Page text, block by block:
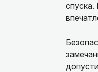
спуска.